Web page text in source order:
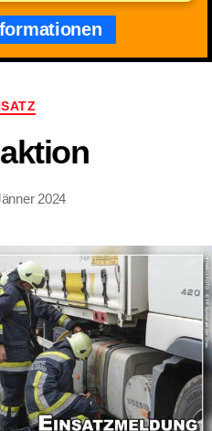
Kategorien
2024